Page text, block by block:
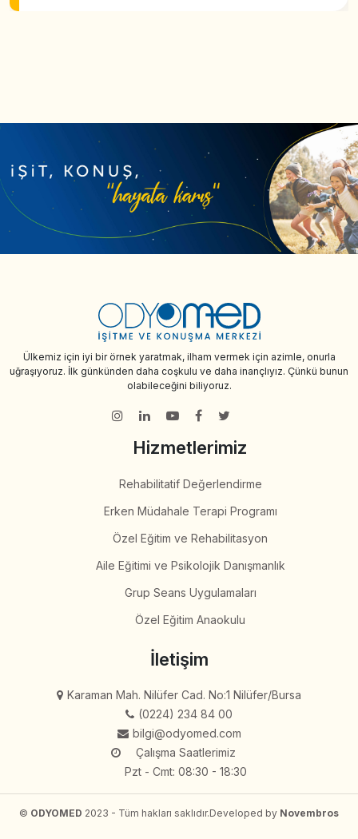
Ülkemiz için iyi bir örnek yaratmak, ilham vermek için azimle, onurla
uğraşıyoruz. İlk günkünden daha coşkulu ve daha inançlıyız. Çünkü bunun
olabileceğini biliyoruz.
Hizmetlerimiz
Rehabilitatif Değerlendirme
Erken Müdahale Terapi Programı
Özel Eğitim ve Rehabilitasyon
Aile Eğitimi ve Psikolojik Danışmanlık
Grup Seans Uygulamaları
Özel Eğitim Anaokulu
İletişim
Karaman Mah. Nilüfer Cad. No:1 Nilüfer/Bursa
(0224) 234 84 00
bilgi@odyomed.com
Çalışma Saatlerimiz
Pzt - Cmt: 08:30 - 18:30
© ODYOMED 2023 - Tüm hakları saklıdır.Developed by Novembros